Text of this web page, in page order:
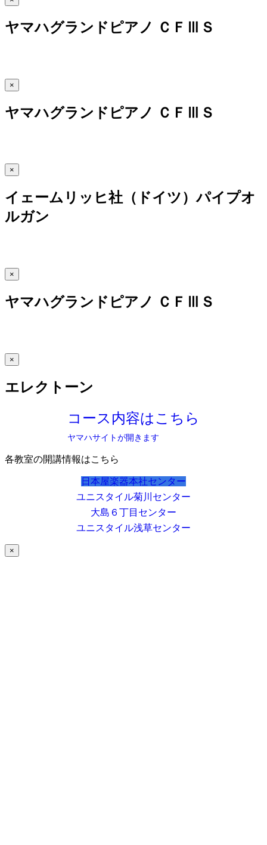
ヤマハグランドピアノ ＣＦⅢＳ
×
ヤマハグランドピアノ ＣＦⅢＳ
×
イェームリッヒ社（ドイツ）パイプオ
ルガン
×
ヤマハグランドピアノ ＣＦⅢＳ
×
エレクトーン
コース内容はこちら
ヤマハサイトが開きます
各教室の開講情報はこちら
日本屋楽器本社センター
ユニスタイル菊川センター
大島６丁目センター
ユニスタイル浅草センター
×